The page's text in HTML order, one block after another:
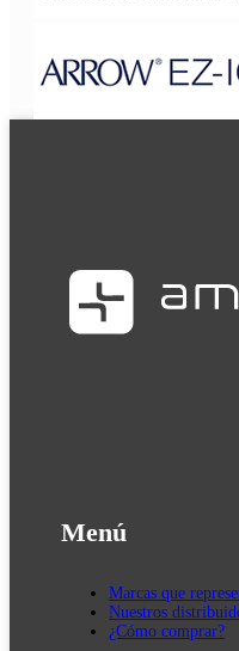
Menú
Marcas que
Nuestros
¿Cómo comprar?